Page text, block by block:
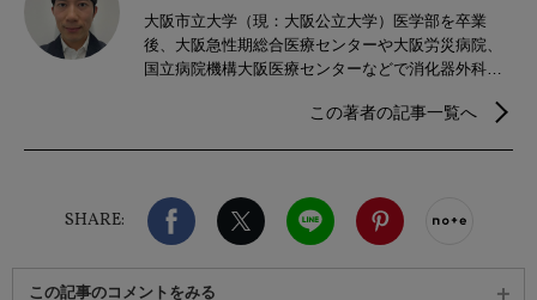
大阪市立大学（現：大阪公立大学）医学部を卒業
後、大阪急性期総合医療センターや大阪労災病院、
国立病院機構大阪医療センターなどで消化器外科
公務員共済組合連合会大手前病院救急科医長として
している。
この著者の記事一覧へ
SHARE:
Facebook X（旧twitter）
LINE
この記事のコメントをみる